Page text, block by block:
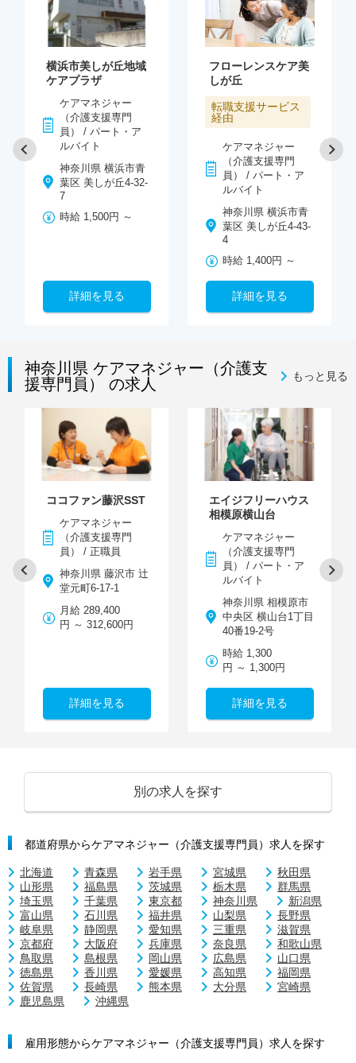
横浜市美しが丘地域
ケアプラザ
ケアマネジャー
（介護支援専門
員） / パート・ア
ルバイト
神奈川県 横浜市青
葉区 美しが丘4-32-
7
時給 1,500円 ～
詳細を見る
フローレンスケア美
しが丘
転職支援サービス
経由
ケアマネジャー
（介護支援専門
員） / パート・ア
ルバイト
神奈川県 横浜市青
葉区 美しが丘4-43-
4
時給 1,400円 ～
詳細を見る
神奈川県 ケアマネジャー（介護支
援専門員） の求人
もっと見る
ココファン藤沢SST
ケアマネジャー
（介護支援専門
員） / 正職員
神奈川県 藤沢市 辻
堂元町6-17-1
月給 289,400
円 ～ 312,600円
詳細を見る
エイジフリーハウス
相模原横山台
ケアマネジャー
（介護支援専門
員） / パート・ア
ルバイト
神奈川県 相模原市
中央区 横山台1丁目
40番19-2号
時給 1,300
円 ～ 1,300円
詳細を見る
別の求人を探す
都道府県からケアマネジャー（介護支援専門員）求人を探す
北海道 青森県 岩手県 宮城県
秋田県
山形県
福島県 茨城県 栃木県
群馬県
埼玉県
千葉県 東京都 神奈川県
新潟県
富山県
石川県 福井県 山梨県
長野県
岐阜県
静岡県 愛知県 三重県
滋賀県
京都府
大阪府 兵庫県 奈良県
和歌山県
鳥取県
島根県 岡山県 広島県
山口県
徳島県
香川県 愛媛県 高知県
福岡県
佐賀県
長崎県 熊本県 大分県
宮崎県
鹿児島県
沖縄県
雇用形態からケアマネジャー（介護支援専門員）求人を探す